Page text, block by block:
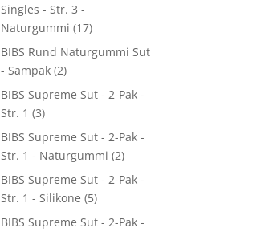
Singles - Str. 3 -
Naturgummi (17)
BIBS Rund Naturgummi Sut
- Sampak (2)
BIBS Supreme Sut - 2-Pak -
Str. 1 (3)
BIBS Supreme Sut - 2-Pak -
Str. 1 - Naturgummi (2)
BIBS Supreme Sut - 2-Pak -
Str. 1 - Silikone (5)
BIBS Supreme Sut - 2-Pak -